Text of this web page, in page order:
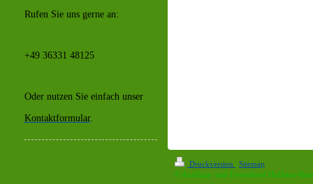
Rufen Sie uns gerne an:
+49 36331 48125
Oder nutzen Sie einfach unser
Kontaktformular.
Druckversion | Sitemap
© Ausflugs- und Ferienhotel Hufhaus-